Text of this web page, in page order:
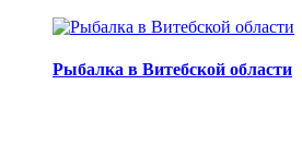
Рыбалка в Витебской области